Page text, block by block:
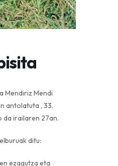
Mendiriz Mendi
antolatuta , 33.
da irailaren 27an.
ditu:
ezagutza eta